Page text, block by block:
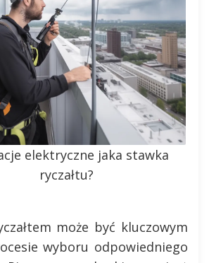
elektryczne jaka stawka
ryczałtu?
może być kluczowym
wyboru odpowiedniego